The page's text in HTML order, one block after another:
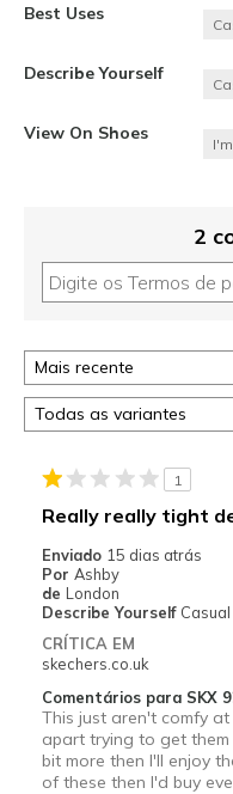
Best Uses
Describe Yourself
View On Shoes
2
1
Really really tight
Enviado 15 dias atrás
Por Ashby
de London
Describe Yourself Casual
CRÍTICA EM
skechers.co.uk
Comentários para SKX
This just aren't comfy
apart trying to get
bit more then I'll enjoy
of these then I'd buy